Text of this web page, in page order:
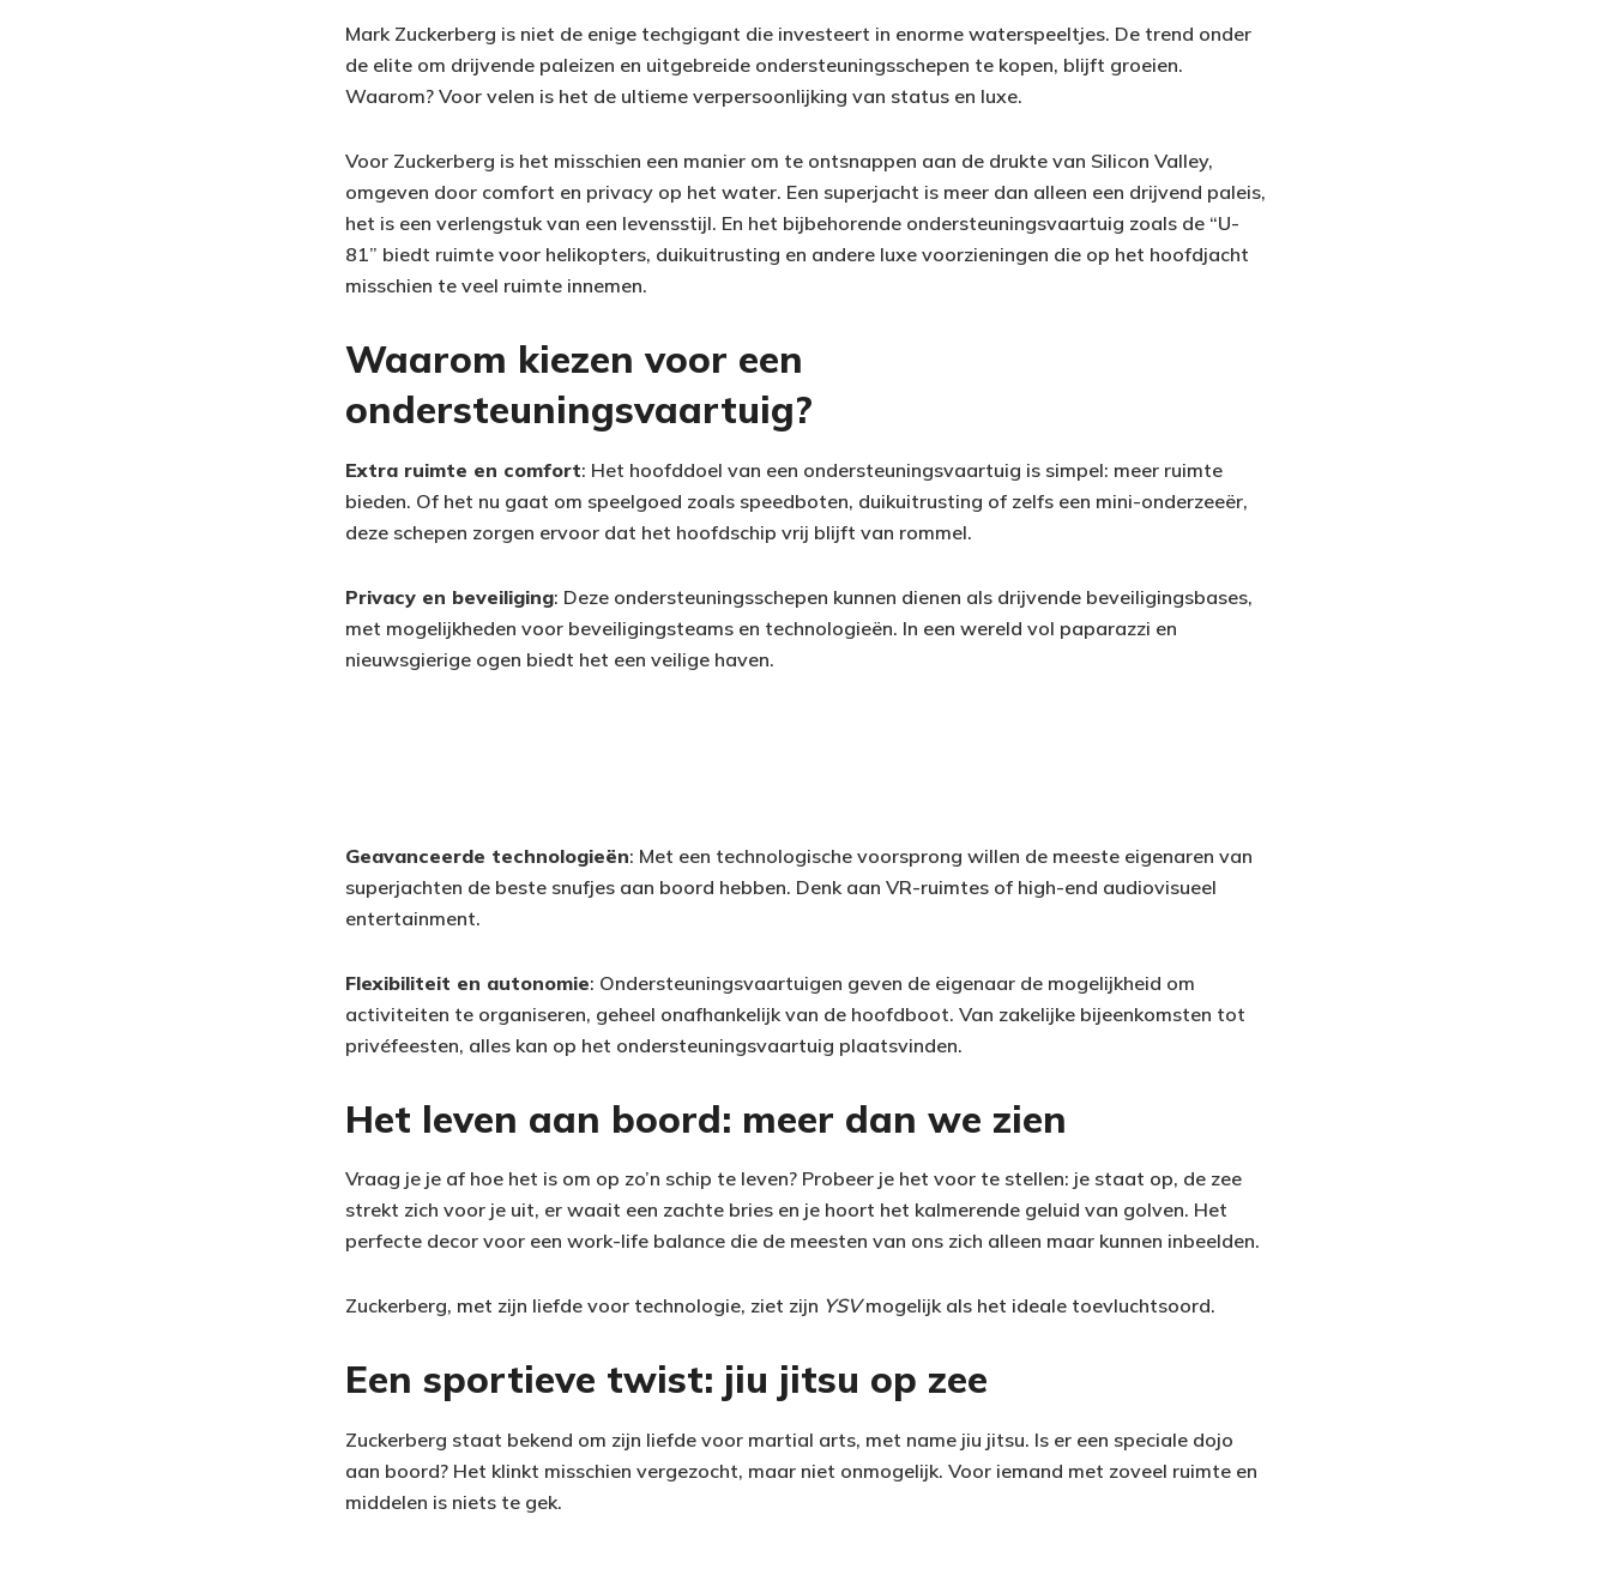
Mark Zuckerberg is niet de enige techgigant die investeert in enorme waterspeeltjes. De trend onder
de elite om drijvende paleizen en uitgebreide ondersteuningsschepen te kopen, blijft groeien.
Waarom? Voor velen is het de ultieme verpersoonlijking van status en luxe.
Voor Zuckerberg is het misschien een manier om te ontsnappen aan de drukte van Silicon Valley,
omgeven door comfort en privacy op het water. Een superjacht is meer dan alleen een drijvend paleis,
het is een verlengstuk van een levensstijl. En het bijbehorende ondersteuningsvaartuig zoals de “U-
81” biedt ruimte voor helikopters, duikuitrusting en andere luxe voorzieningen die op het hoofdjacht
misschien te veel ruimte innemen.
Waarom kiezen voor een
ondersteuningsvaartuig?
Extra ruimte en comfort: Het hoofddoel van een ondersteuningsvaartuig is simpel: meer ruimte
bieden. Of het nu gaat om speelgoed zoals speedboten, duikuitrusting of zelfs een mini-onderzeeër,
deze schepen zorgen ervoor dat het hoofdschip vrij blijft van rommel.
Privacy en beveiliging: Deze ondersteuningsschepen kunnen dienen als drijvende beveiligingsbases,
met mogelijkheden voor beveiligingsteams en technologieën. In een wereld vol paparazzi en
nieuwsgierige ogen biedt het een veilige haven.
Geavanceerde technologieën: Met een technologische voorsprong willen de meeste eigenaren van
superjachten de beste snufjes aan boord hebben. Denk aan VR-ruimtes of high-end audiovisueel
entertainment.
Flexibiliteit en autonomie: Ondersteuningsvaartuigen geven de eigenaar de mogelijkheid om
activiteiten te organiseren, geheel onafhankelijk van de hoofdboot. Van zakelijke bijeenkomsten tot
privéfeesten, alles kan op het ondersteuningsvaartuig plaatsvinden.
Het leven aan boord: meer dan we zien
Vraag je je af hoe het is om op zo’n schip te leven? Probeer je het voor te stellen: je staat op, de zee
strekt zich voor je uit, er waait een zachte bries en je hoort het kalmerende geluid van golven. Het
perfecte decor voor een work-life balance die de meesten van ons zich alleen maar kunnen inbeelden.
Zuckerberg, met zijn liefde voor technologie, ziet zijn YSVmogelijk als het ideale toevluchtsoord.
Een sportieve twist: jiu jitsu op zee
Zuckerberg staat bekend om zijn liefde voor martial arts, met name jiu jitsu. Is er een speciale dojo
aan boord? Het klinkt misschien vergezocht, maar niet onmogelijk. Voor iemand met zoveel ruimte en
middelen is niets te gek.